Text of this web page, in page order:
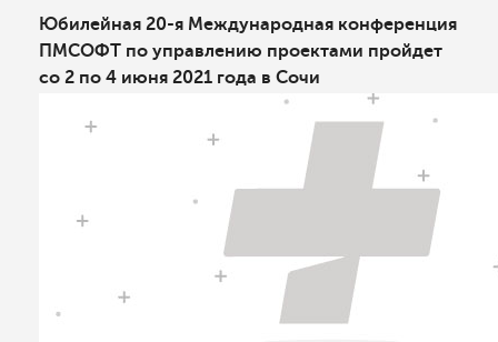
Юбилейная 20-я Международная конференция
ПМСОФТ по управлению проектами пройдет
со 2 по 4 июня 2021 года в Сочи